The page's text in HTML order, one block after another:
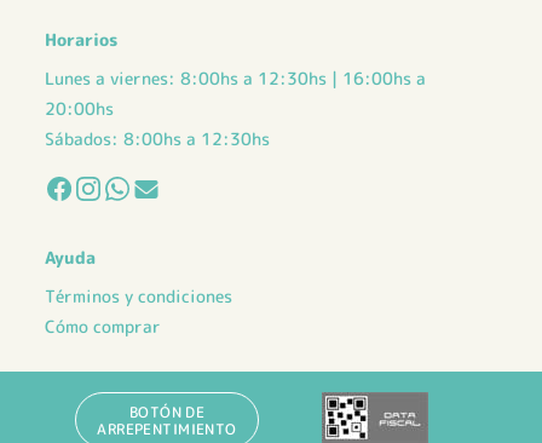
Horarios
Lunes a viernes: 8:00hs a 12:30hs | 16:00hs a
20:00hs
Sábados: 8:00hs a 12:30hs
Ayuda
Términos y condiciones
Cómo comprar
BOTÓN DE
ARREPENTIMIENTO